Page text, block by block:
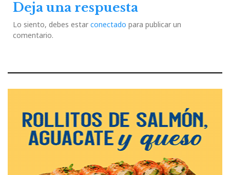
Deja una respuesta
Lo siento, debes estar conectado para publicar un
comentario.